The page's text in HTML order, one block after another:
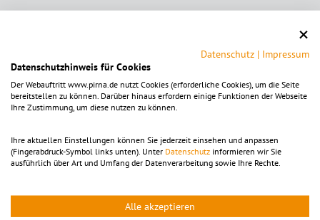
Um die Karte ansehen zu können, muss die Dienstleistung
Die Einstellungen sind alternativ in der Kategorie
"Funktional" zu finden.
Datenschutz | Impressum
Datenschutzhinweis für Cookies
Der Webauftritt www.pirna.de nutzt Cookies (erforderliche Cookies), um die Seite
bereitstellen zu können. Darüber hinaus erfordern einige Funktionen der Webseite
Ihre Zustimmung, um diese nutzen zu können.
Ihre aktuellen Einstellungen können Sie jederzeit einsehen und anpassen
(Fingerabdruck-Symbol links unten). Unter Datenschutz informieren wir Sie
ausführlich über Art und Umfang der Datenverarbeitung sowie Ihre Rechte.
Alle akzeptieren